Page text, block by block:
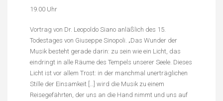
19.00 Uhr
Vortrag von Dr. Leopoldo Siano anläßlich des 15.
Todestages von Giuseppe Sinopoli. „Das Wunder der
Musik besteht gerade darin: zu sein wie ein Licht, das
eindringt in alle Räume des Tempels unserer Seele. Dieses
Licht ist vor allem Trost: in der manchmal unerträglichen
Stille der Einsamkeit […] wird die Musik zu einem
Reisegefährten, der uns an die Hand nimmt und uns auf